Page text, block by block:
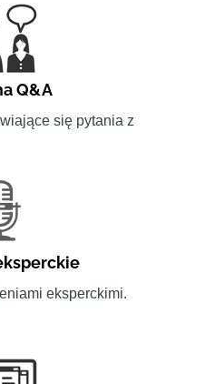
Q&A
się pytania z
eksperckimi.